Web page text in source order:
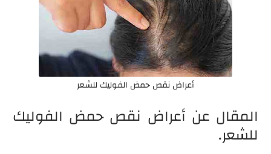
أعراض نقص حمض الفوليك للشعر
المقال عن أعراض نقص حمض الفوليك
للشعر.